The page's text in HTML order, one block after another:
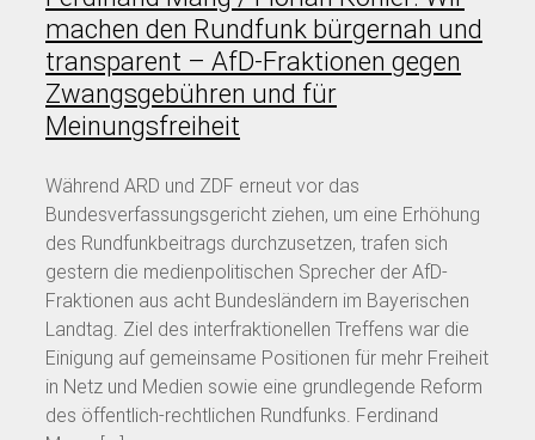
machen den Rundfunk bürgernah und
transparent – AfD-Fraktionen gegen
Zwangsgebühren und für
Meinungsfreiheit
Während ARD und ZDF erneut vor das
Bundesverfassungsgericht ziehen, um eine Erhöhung
des Rundfunkbeitrags durchzusetzen, trafen sich
gestern die medienpolitischen Sprecher der AfD-
Fraktionen aus acht Bundesländern im Bayerischen
Landtag. Ziel des interfraktionellen Treffens war die
Einigung auf gemeinsame Positionen für mehr Freiheit
in Netz und Medien sowie eine grundlegende Reform
des öffentlich-rechtlichen Rundfunks. Ferdinand